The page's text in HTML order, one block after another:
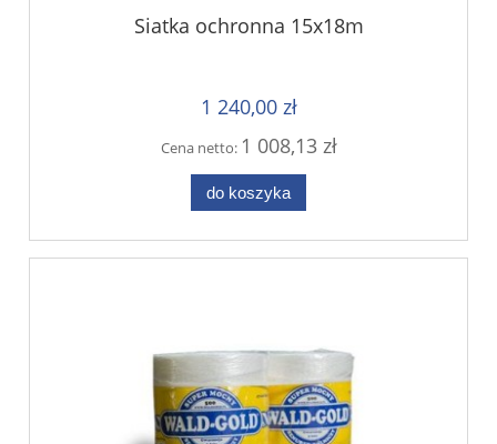
Siatka ochronna 15x18m
1 240,00 zł
Cena netto: 1 008,13 zł
do koszyka